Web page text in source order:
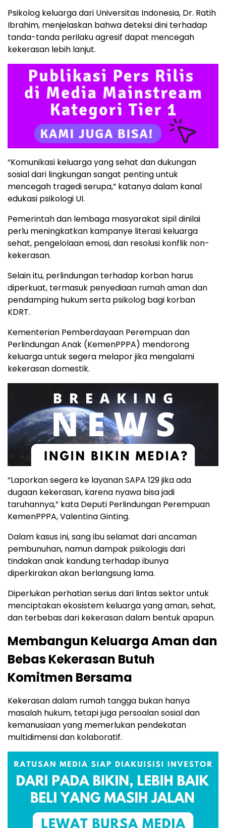
Psikolog keluarga dari Universitas Indonesia, Dr. Ratih
Ibrahim, menjelaskan bahwa deteksi dini terhadap
tanda-tanda perilaku agresif dapat mencegah
kekerasan lebih lanjut.
“Komunikasi keluarga yang sehat dan dukungan
sosial dari lingkungan sangat penting untuk
mencegah tragedi serupa,” katanya dalam kanal
edukasi psikologi UI.
Pemerintah dan lembaga masyarakat sipil dinilai
perlu meningkatkan kampanye literasi keluarga
sehat, pengelolaan emosi, dan resolusi konflik non-
kekerasan.
Selain itu, perlindungan terhadap korban harus
diperkuat, termasuk penyediaan rumah aman dan
pendamping hukum serta psikolog bagi korban
KDRT.
Kementerian Pemberdayaan Perempuan dan
Perlindungan Anak (KemenPPPA) mendorong
keluarga untuk segera melapor jika mengalami
kekerasan domestik.
“Laporkan segera ke layanan SAPA 129 jika ada
dugaan kekerasan, karena nyawa bisa jadi
taruhannya,” kata Deputi Perlindungan Perempuan
KemenPPPA, Valentina Ginting.
Dalam kasus ini, sang ibu selamat dari ancaman
pembunuhan, namun dampak psikologis dari
tindakan anak kandung terhadap ibunya
diperkirakan akan berlangsung lama.
Diperlukan perhatian serius dari lintas sektor untuk
menciptakan ekosistem keluarga yang aman, sehat,
dan terbebas dari kekerasan dalam bentuk apapun.
Membangun Keluarga Aman dan
Bebas Kekerasan Butuh
Komitmen Bersama
Kekerasan dalam rumah tangga bukan hanya
masalah hukum, tetapi juga persoalan sosial dan
kemanusiaan yang memerlukan pendekatan
multidimensi dan kolaboratif.